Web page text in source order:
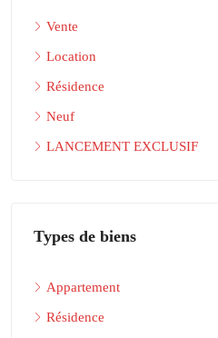
Vente
Location
Résidence
Neuf
LANCEMENT EXCLUSIF
Types de biens
Appartement
Résidence